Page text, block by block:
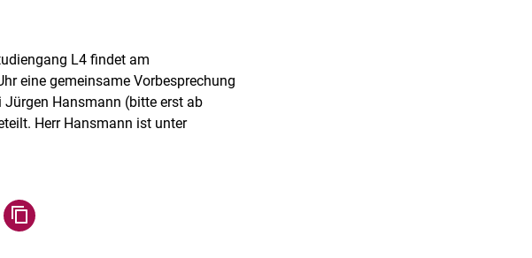
L4 findet am
eine gemeinsame Vorbesprechung
Hansmann (bitte erst ab
Herr Hansmann ist unter
WhatsApp teilen (externer Link, öffnet neues Fenster)
über Facebook teilen (externer Link, öffnet neues Fenster)